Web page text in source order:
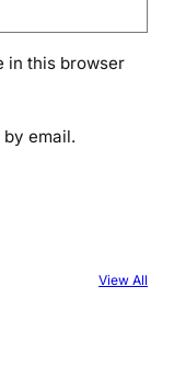
in this browser
email.
View All